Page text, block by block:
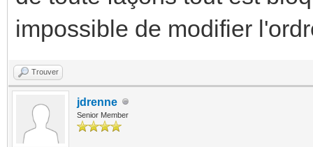
impossible de modifier
Trouver
jdrenne
Senior Member